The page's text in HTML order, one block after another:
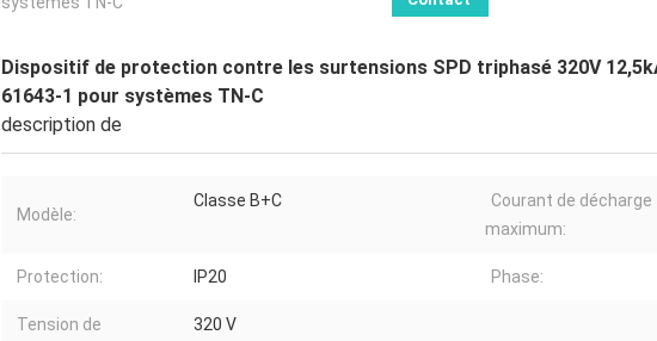
Dispositif de protection contre les surtensions SPD triphasé 320V
61643-1 pour systèmes TN-C
description de
Modèle:
Classe B+C
Courant de décharge
maximum:
Protection: IP20 Phase:
Tension de
320 V